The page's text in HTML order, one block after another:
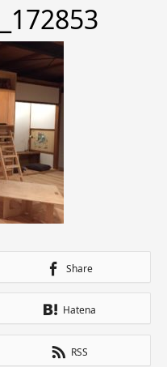
Share
Hatena
RSS